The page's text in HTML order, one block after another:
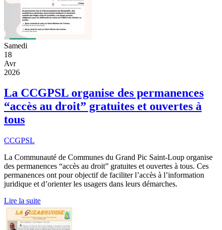
Samedi
18
Avr
2026
La CCGPSL organise des permanences
“accès au droit” gratuites et ouvertes à
tous
CCGPSL
La Communauté de Communes du Grand Pic Saint-Loup organise
des permanences “accès au droit” gratuites et ouvertes à tous. Ces
permanences ont pour objectif de faciliter l’accès à l’information
juridique et d’orienter les usagers dans leurs démarches.
Lire la suite